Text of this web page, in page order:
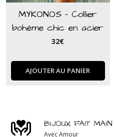
MYKONOS - Collier
bohème chic en acier
inoxydable doré et
32€
AJOUTER AU PANIER
BIJOUX FAIT MAIN
Avec Amour